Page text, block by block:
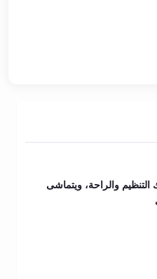
والراحة، ويتماشى